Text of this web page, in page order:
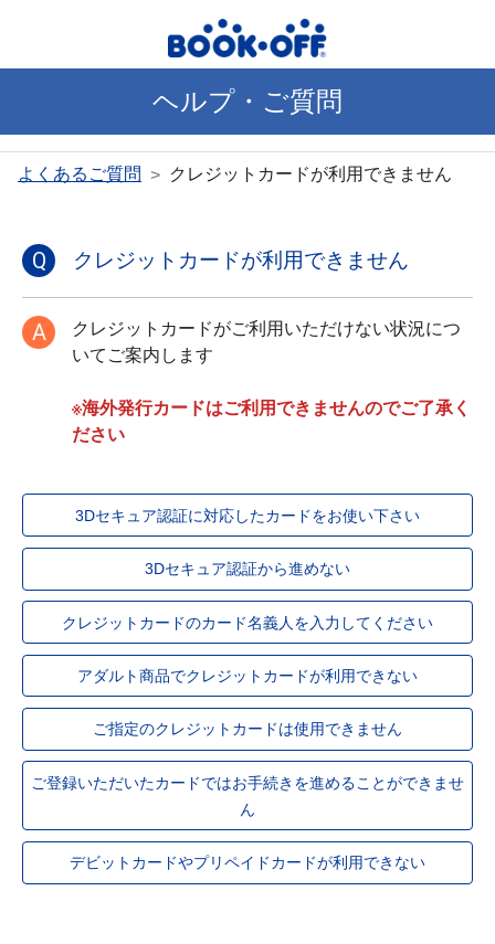
ヘルプ・ご質問
よくあるご質問 > クレジットカードが利用できません
Q クレジットカードが利用できません
A
クレジットカードがご利用いただけない状況につ
いてご案内します
※海外発行カードはご利用できませんのでご了承く
ださい
3Dセキュア認証に対応したカードをお使い下さい
3Dセキュア認証から進めない
クレジットカードのカード名義人を入力してください
アダルト商品でクレジットカードが利用できない
ご指定のクレジットカードは使用できません
ご登録いただいたカードではお手続きを進めることができませ
ん
デビットカードやプリペイドカードが利用できない